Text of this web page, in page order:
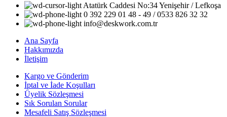
Atatürk Caddesi No:34 Yenişehir / Lefkoşa
0 392 229 01 48 - 49 / 0533 826 32 32
info@deskwork.com.tr
Ana Sayfa
Hakkımızda
İletişim
Kargo ve Gönderim
İptal ve İade Koşulları
Üyelik Sözleşmesi
Sık Sorulan Sorular
Mesafeli Satış Sözleşmesi